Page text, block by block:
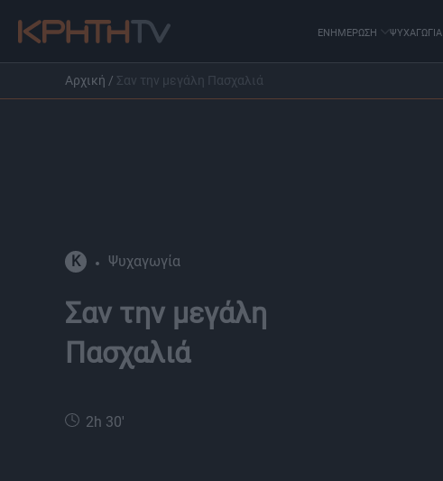
ΕΝΗΜΕΡΩΣΗ ΨΥΧΑΓΩΓΙΑ
Αρχική / Σαν την μεγάλη Πασχαλιά
K Ψυχαγωγία
Σαν την μεγάλη
Πασχαλιά
2h 30'